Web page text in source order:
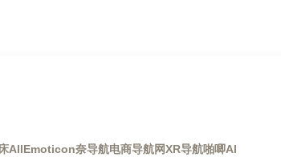
AllEmoticon奈导航电商导航网XR导航啪唧AI